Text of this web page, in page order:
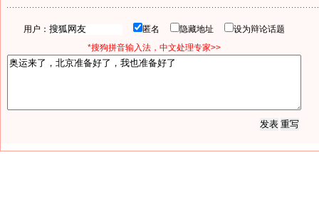
用户： 匿名 隐藏地址
设为辩论话题
*搜狗拼音输入法，中文处理专家>>